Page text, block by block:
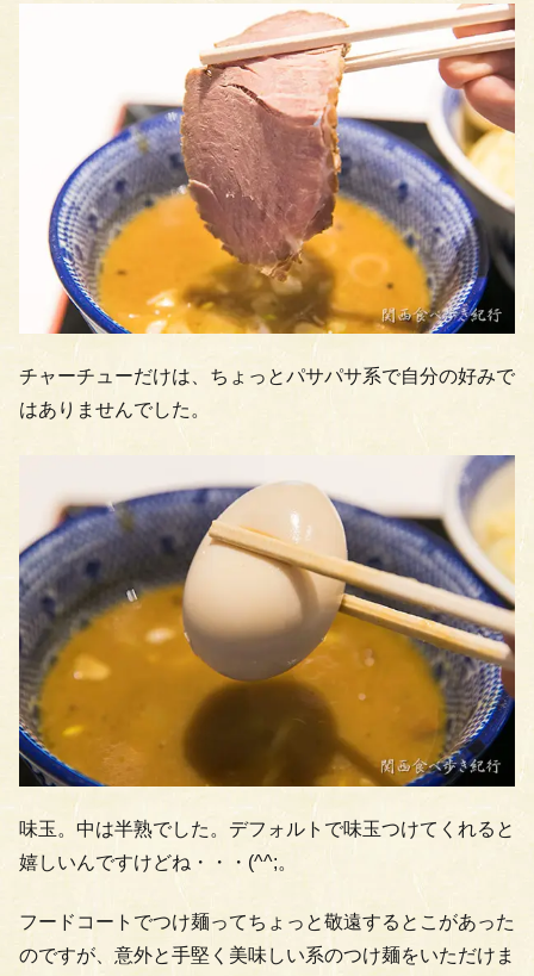
チャーチューだけは、ちょっとパサパサ系で自分の好みで
はありませんでした。
味玉。中は半熟でした。デフォルトで味玉つけてくれると
嬉しいんですけどね・・・(^^;。
フードコートでつけ麺ってちょっと敬遠するとこがあった
のですが、意外と手堅く美味しい系のつけ麺をいただけま